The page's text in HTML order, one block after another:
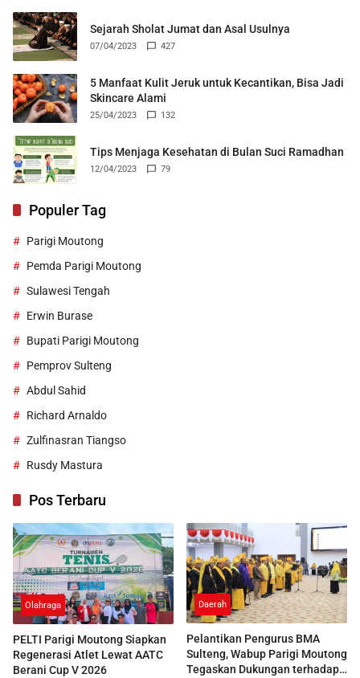
Sejarah Sholat Jumat dan Asal Usulnya
07/04/2023 427
5 Manfaat Kulit Jeruk untuk Kecantikan, Bisa Jadi
Skincare Alami
25/04/2023 132
Tips Menjaga Kesehatan di Bulan Suci Ramadhan
12/04/2023 79
Populer Tag
Parigi Moutong
Pemda Parigi Moutong
Sulawesi Tengah
Erwin Burase
Bupati Parigi Moutong
Pemprov Sulteng
Abdul Sahid
Richard Arnaldo
Zulfinasran Tiangso
Rusdy Mastura
Pos Terbaru
Olahraga
PELTI Parigi Moutong Siapkan
Regenerasi Atlet Lewat AATC
Berani Cup V 2026
Daerah
Pelantikan Pengurus BMA
Sulteng, Wabup Parigi Moutong
Tegaskan Dukungan terhadap